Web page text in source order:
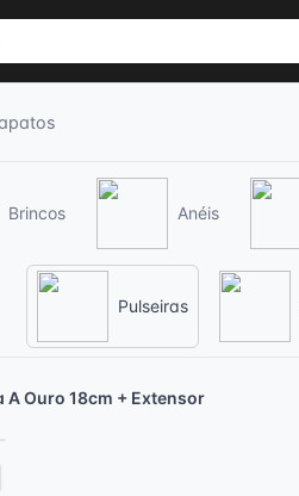
Brincos Anéis
Pulseiras
Ouro 18cm + Extensor